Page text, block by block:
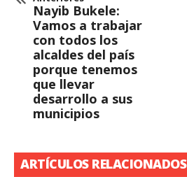
Nayib Bukele:
Vamos a trabajar
con todos los
alcaldes del país
porque tenemos
que llevar
desarrollo a sus
municipios
ARTÍCULOS RELACIONADOS